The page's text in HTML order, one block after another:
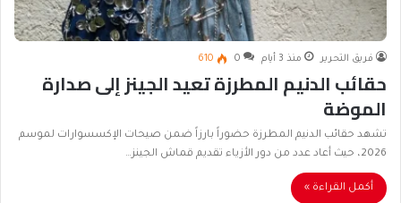
فريق التحرير منذ 3 أيام 0
610
حقائب الدنيم المطرزة تعيد الجينز إلى صدارة
الموضة
تشهد حقائب الدنيم المطرزة حضوراً بارزاً ضمن صيحات الإكسسوارات لموسم
2026، حيث أعاد عدد من دور الأزياء تقديم قماش الجينز…
أكمل القراءة »